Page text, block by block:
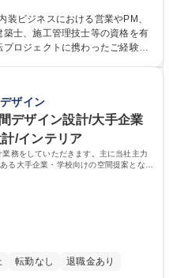
業のユニフォームやプロモーシ
案となります。 営業、設
の募集職種はディレクション業
設計担当と客先に同行し、当社
プレゼン/ディレクション業務/
装ビジネスにおける営業やPM、
士、施工管理技士等の資格を有
ロジェクトに携わったご経験
間の設計事業も拡大をしていき
も関わっていただける重要かつ
ザイン
デザイン設計/大手企業
/インテリア
務をしていただきます。主に当社主力
る大手企業・学校向けの空間提案となり
転勤なし 退職金あり